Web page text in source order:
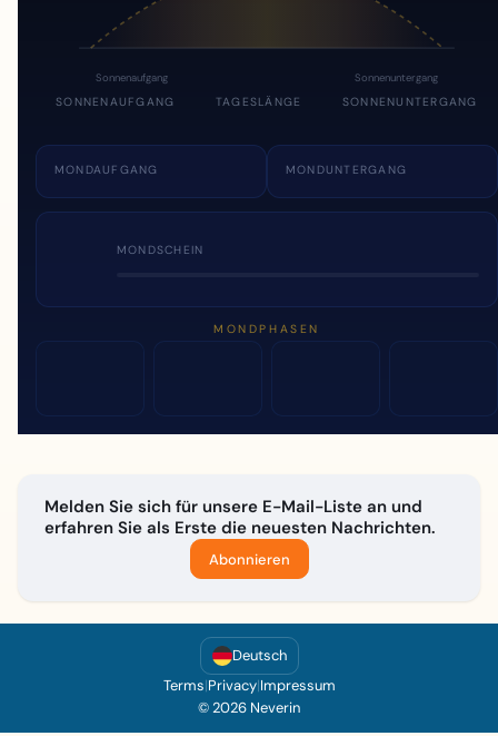
Sonnenaufgang Sonnenuntergang
SONNENAUFGANG TAGESLÄNGE SONNENUNTERGANG
MONDAUFGANG MONDUNTERGANG
MONDSCHEIN
MONDPHASEN
Melden Sie sich für unsere E-Mail-Liste an und
erfahren Sie als Erste die neuesten Nachrichten.
Abonnieren
Deutsch
Terms|Privacy|Impressum
© 2026 Neverin